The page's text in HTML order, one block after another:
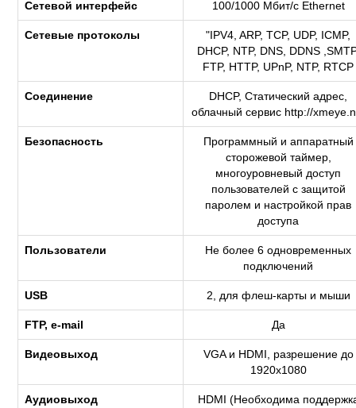
Сетевой интерфейс 100/1000 Мбит/с Ethernet
Сетевые протоколы
"IPV4, ARP, TCP, UDP, ICMP,
DHCP, NTP, DNS, DDNS
FTP, HTTP, UPnP, NTP, RTCP
Соединение
DHCP, Статический адрес,
облачный сервис http://
Безопасность
Программный и аппаратный
сторожевой таймер,
многоуровневый доступ
пользователей с защитой
паролем и настройкой прав
доступа
Пользователи
Не более 6 одновременных
подключений
USB 2, для флеш-карты и мыши
FTP, e-mail Да
Видеовыход
VGA и HDMI, разрешение до
1920х1080
Аудиовыход
HDMI (Необходима